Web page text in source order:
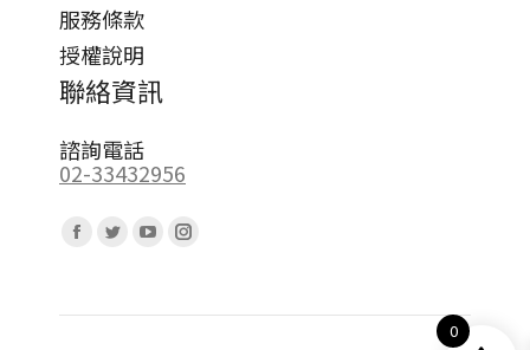
服務條款
授權說明
聯絡資訊
諮詢電話
02-33432956
Facebook
opens
Twitter
opens
YouTube
opens
Instagram
opens
0